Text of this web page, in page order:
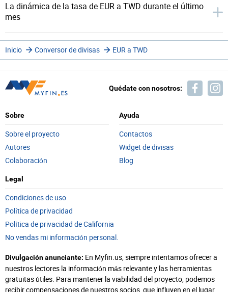
La dinámica de la tasa de EUR a TWD durante el último
mes
Inicio Conversor de divisas EUR a TWD
Quédate con nosotros:
Sobre
Sobre el proyecto
Autores
Colaboración
Ayuda
Contactos
Widget de divisas
Blog
Legal
Condiciones de uso
Política de privacidad
Política de privacidad de California
No vendas mi información personal.
Divulgación anunciante: En Myfin.us, siempre intentamos ofrecer a
nuestros lectores la información más relevante y las herramientas
gratuitas útiles. Para mantener la viabilidad del proyecto, podemos
recibir compensaciones de nuestros socios, que influyen en el lugar